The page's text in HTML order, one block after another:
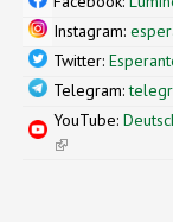
Instagram:
Twitter:
Telegram:
YouTube:
(link is external)